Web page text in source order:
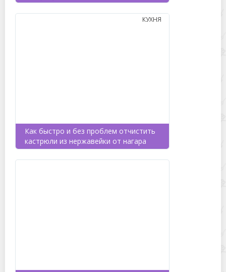
Как быстро и без проблем отчистить
кастрюли из нержавейки от нагара
КУХНЯ